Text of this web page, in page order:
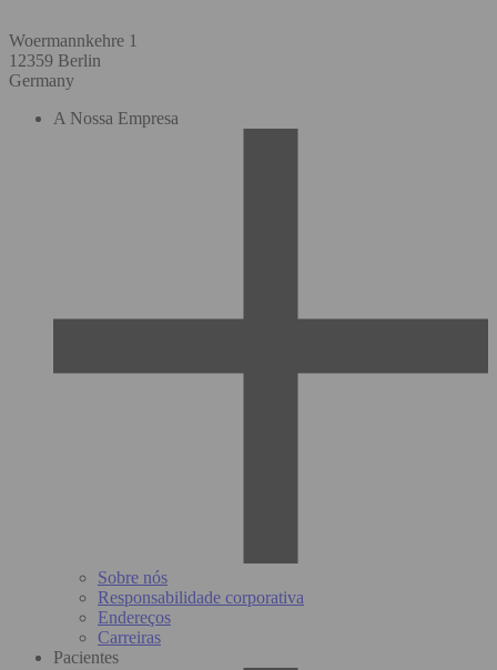
Woermannkehre 1
12359 Berlin
Germany
A Nossa Empresa
Sobre nós
Responsabilidade corporativa
Endereços
Carreiras
Pacientes